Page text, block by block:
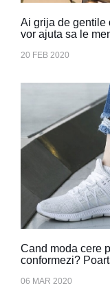
Ai grija de gentile
vor ajuta sa le
20 FEB 2020
Cand moda cere
conformezi?
06 MAR 2020